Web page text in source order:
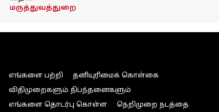
மருத்துவத்துறை
எங்களை பற்றி
தனியுரிமைக் கொள்கை
விதிமுறைகளும் நிபந்தனைகளும்
எங்களை தொடர்பு கொள்ள
நெறிமுறை நடத்தை